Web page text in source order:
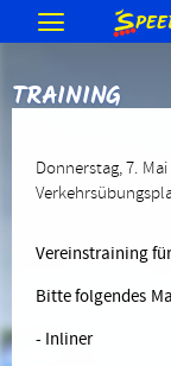
S
Neuigkeiten
Forum (intern)
Termine &
2015 2014
Corona
Rennen &
Rennberichte
Verein
Biete & Suche
Kontakt
Weiteres
Skate-
> Anmelden
TRAINING
Donnerstag, 7.
Vereinstraining
Bitte folgendes
- Inliner